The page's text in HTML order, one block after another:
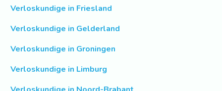
Verloskundige in Friesland
Verloskundige in Gelderland
Verloskundige in Groningen
Verloskundige in Limburg